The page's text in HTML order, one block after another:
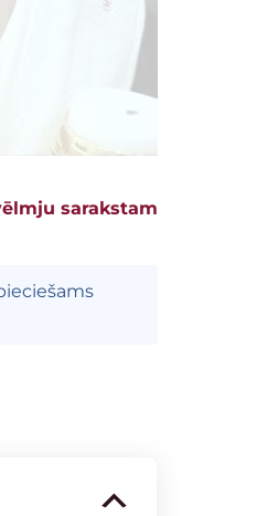
sarakstam